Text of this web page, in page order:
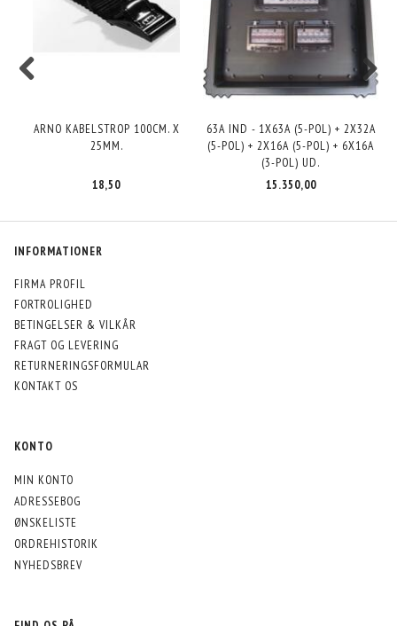
ARNO KABELSTROP 100CM. X
25MM.
18,50
63A IND - 1X63A (5-POL) + 2X32A
(5-POL) + 2X16A (5-POL) + 6X16A
(3-POL) UD.
15.350,00
INFORMATIONER
FIRMA PROFIL
FORTROLIGHED
BETINGELSER & VILKÅR
FRAGT OG LEVERING
RETURNERINGSFORMULAR
KONTAKT OS
KONTO
MIN KONTO
ADRESSEBOG
ØNSKELISTE
ORDREHISTORIK
NYHEDSBREV